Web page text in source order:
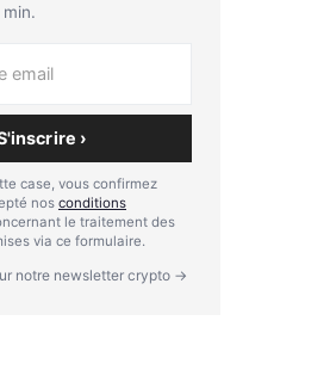
›
case, vous confirmez
nos conditions
le traitement des
via ce formulaire.
notre newsletter crypto →